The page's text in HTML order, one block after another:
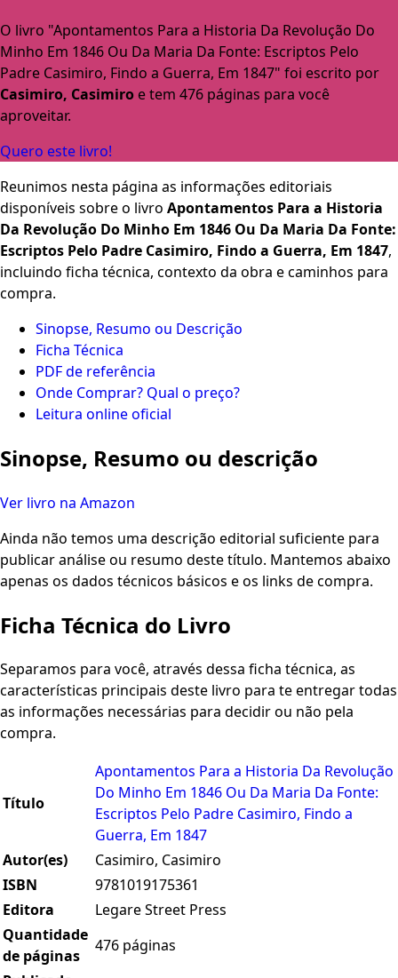
O livro "Apontamentos Para a Historia Da Revolução Do
Minho Em 1846 Ou Da Maria Da Fonte: Escriptos Pelo
Padre Casimiro, Findo a Guerra, Em 1847" foi escrito por
Casimiro, Casimiro e tem 476 páginas para você
aproveitar.
Quero este livro!
Reunimos nesta página as informações editoriais
disponíveis sobre o livro Apontamentos Para a Historia
Da Revolução Do Minho Em 1846 Ou Da Maria Da Fonte:
Escriptos Pelo Padre Casimiro, Findo a Guerra, Em 1847,
incluindo ficha técnica, contexto da obra e caminhos para
compra.
Sinopse, Resumo ou Descrição
Ficha Técnica
PDF de referência
Onde Comprar? Qual o preço?
Leitura online oficial
Sinopse, Resumo ou descrição
Ver livro na Amazon
Ainda não temos uma descrição editorial suficiente para
publicar análise ou resumo deste título. Mantemos abaixo
apenas os dados técnicos básicos e os links de compra.
Ficha Técnica do Livro
Separamos para você, através dessa ficha técnica, as
características principais deste livro para te entregar todas
as informações necessárias para decidir ou não pela
compra.
Título
Apontamentos Para a Historia Da Revolução
Do Minho Em 1846 Ou Da Maria Da Fonte:
Escriptos Pelo Padre Casimiro, Findo a
Guerra, Em 1847
Autor(es)
Casimiro, Casimiro
ISBN
9781019175361
Editora
Legare Street Press
Quantidade
de páginas
476 páginas